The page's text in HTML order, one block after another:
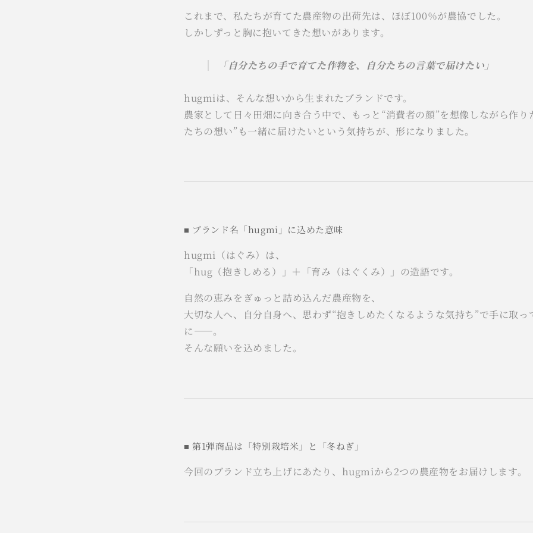
これまで、私たちが育てた農産物の出荷先は、ほぼ100％が農協でした。
しかしずっと胸に抱いてきた想いがあります。
「自分たちの手で育てた作物を、自分たちの言葉で届けたい」
hugmiは、そんな想いから生まれたブランドです。
農家として日々田畑に向き合う中で、もっと“消費者の顔”を想像しながら作り
たちの想い”も一緒に届けたいという気持ちが、形になりました。
■ ブランド名「hugmi」に込めた意味
hugmi（はぐみ）は、
「hug（抱きしめる）」＋「育み（はぐくみ）」の造語です。
自然の恵みをぎゅっと詰め込んだ農産物を、
大切な人へ、自分自身へ、思わず“抱きしめたくなるような気持ち”で手に取っ
に——。
そんな願いを込めました。
■ 第1弾商品は「特別栽培米」と「冬ねぎ」
今回のブランド立ち上げにあたり、hugmiから2つの農産物をお届けします。